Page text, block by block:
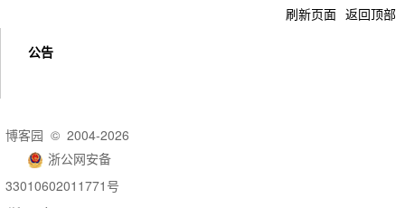
刷新页面 返回顶部
公告
博客园 © 2004-2026
浙公网安备
33010602011771号